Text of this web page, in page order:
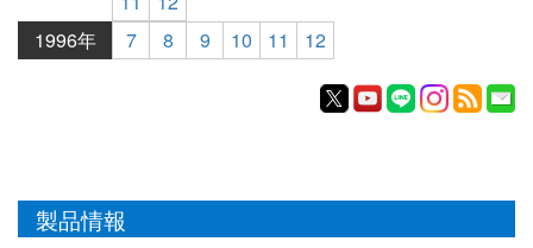
1996年
7 8 9 10 11 12
製品情報